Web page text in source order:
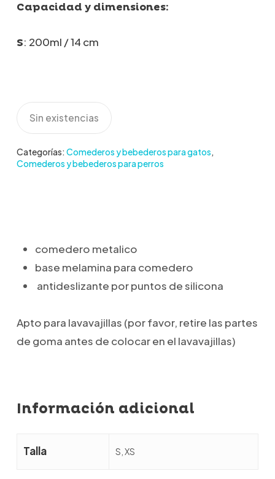
Capacidad y dimensiones:
S: 200ml / 14 cm
Sin existencias
Categorías: Comederos y bebederos para gatos,
Comederos y bebederos para perros
comedero metalico
base melamina para comedero
antideslizante por puntos de silicona
Apto para lavavajillas (por favor, retire las partes
de goma antes de colocar en el lavavajillas)
Información adicional
Talla S, XS